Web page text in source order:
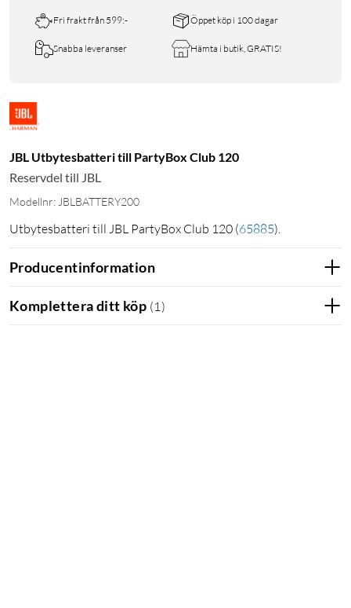
Fri frakt från 599:- Öppet köp i 100 dagar
Snabba leveranser Hämta i butik, GRATIS!
JBL Utbytesbatteri till PartyBox Club 120
Reservdel till JBL
Modellnr: JBLBATTERY200
Utbytesbatteri till JBL PartyBox Club 120 (65885).
Producentinformation
Komplettera ditt köp (1 )